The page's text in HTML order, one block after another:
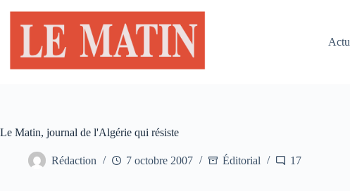
contenu
Le Matin, journal de l'Algérie qui résiste
Rédaction 7 octobre 2007 Éditorial 17